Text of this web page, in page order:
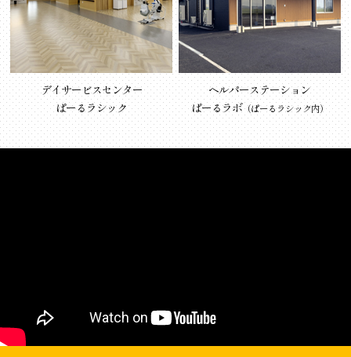
デイサービスセンター
ぱーるラシック
ヘルパーステーション
ぱーるラボ（ぱーるラシック内）